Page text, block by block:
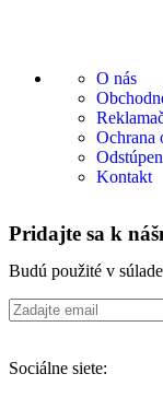
O nás
Ochrana
Kontakt
Pridajte sa k
Budú použité v
Sociálne siete: